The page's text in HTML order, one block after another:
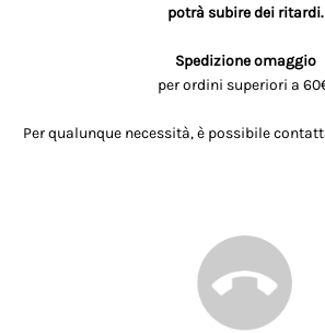
potrà subire dei ritardi.
Spedizione omaggio
per ordini superiori a
Per qualunque necessità, è possibile